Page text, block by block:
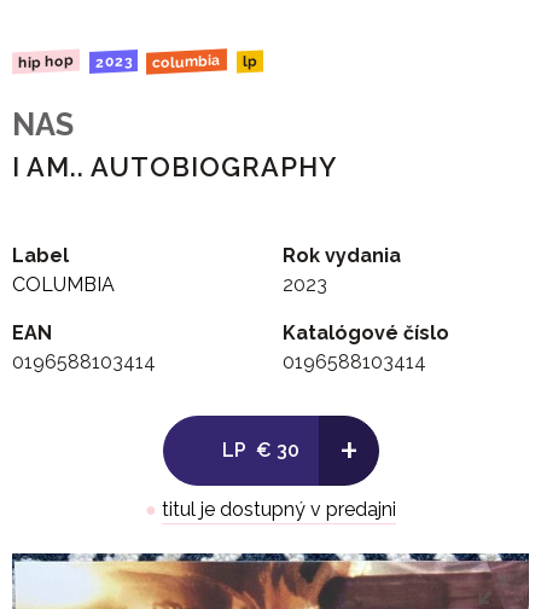
hip hop 2023 columbia lp
NAS
I AM.. AUTOBIOGRAPHY
Label
COLUMBIA
Rok vydania
2023
EAN
0196588103414
Katalógové číslo
0196588103414
LP € 30 +
● titul je dostupný v predajni